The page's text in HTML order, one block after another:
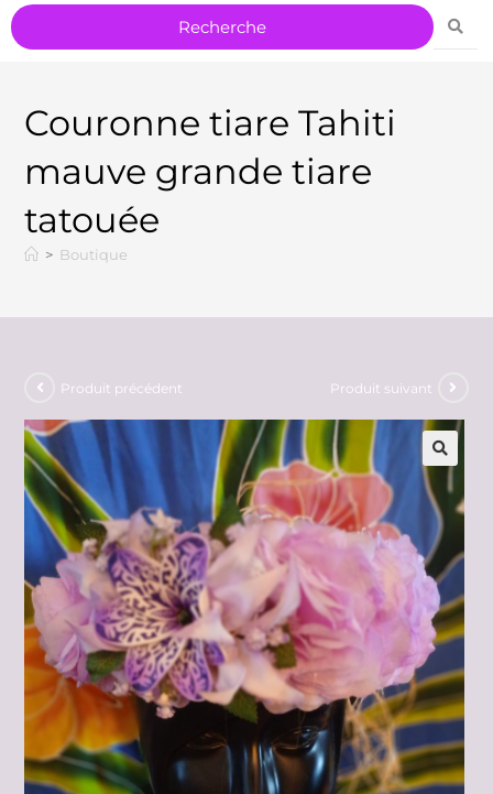
Couronne tiare Tahiti
mauve grande tiare
tatouée
> Boutique
Produit précédent Produit suivant